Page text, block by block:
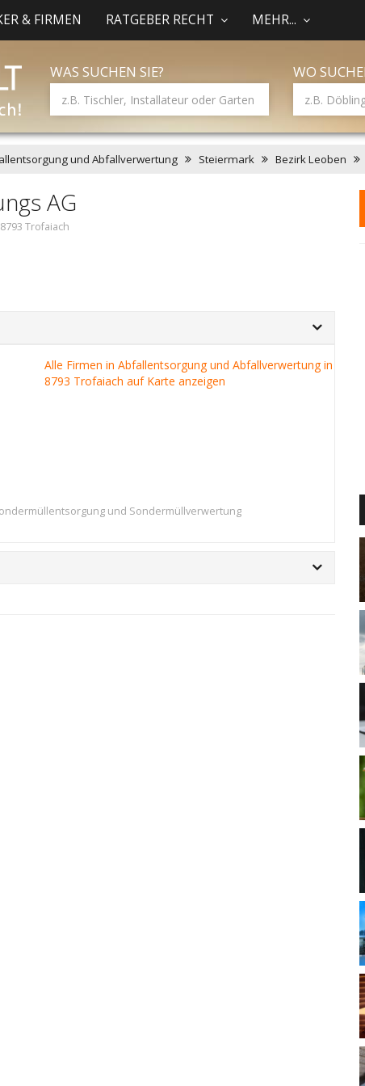
& FIRMEN RATGEBER RECHT MEHR...
WAS SUCHEN SIE? WO
und Abfallverwertung Steiermark Bezirk Leoben
AG
Trofaiach
Alle Firmen in Abfallentsorgung und Abfallverwertung in
8793 Trofaiach auf Karte anzeigen
und Sondermüllverwertung